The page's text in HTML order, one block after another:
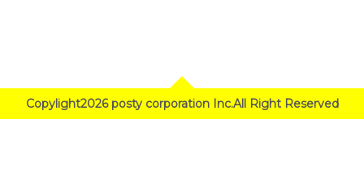
Copylight2026 posty corporation Inc.All Right Reserved